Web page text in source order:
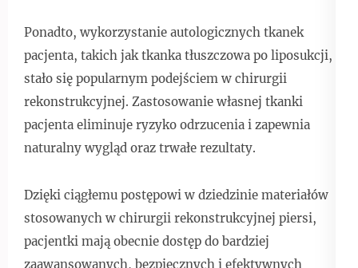
Ponadto, wykorzystanie autologicznych tkanek
pacjenta, takich jak tkanka tłuszczowa po liposukcji,
stało się popularnym podejściem w chirurgii
rekonstrukcyjnej. Zastosowanie własnej tkanki
pacjenta eliminuje ryzyko odrzucenia i zapewnia
naturalny wygląd oraz trwałe rezultaty.
Dzięki ciągłemu postępowi w dziedzinie materiałów
stosowanych w chirurgii rekonstrukcyjnej piersi,
pacjentki mają obecnie dostęp do bardziej
zaawansowanych, bezpiecznych i efektywnych